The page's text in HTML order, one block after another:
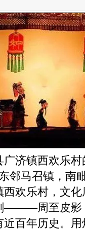
镇西欢乐村
邻马召镇，南
欢乐村，文
———周至皮影
百年历史。